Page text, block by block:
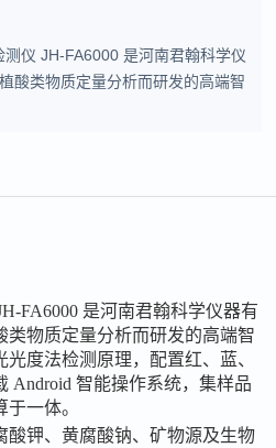
仪 JH-FA6000 是河南君翰科学仪
酸类物质定量分析而研发的高端智
FA6000 是河南君翰科学仪器有
类物质定量分析而研发的高端智
度法检测原理，配置红、蓝、
Android 智能操作系统，集样品
一体。
酸钾、黄腐酸钠、矿物源及生物